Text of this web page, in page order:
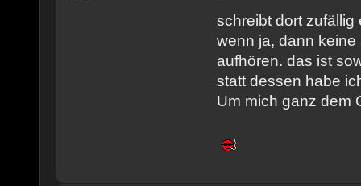
schreibt dort zufällig
wenn ja, dann
aufhören. das ist
statt dessen habe
Um mich ganz dem